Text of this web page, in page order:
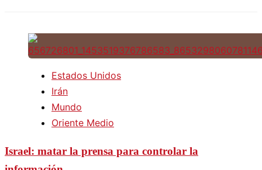
Estados Unidos
Irán
Mundo
Oriente Medio
Israel: matar la prensa para controlar la